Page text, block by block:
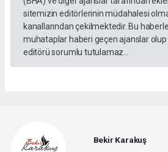
sitemizin editörlerinin müdahalesi
kanallarından çekilmektedir. Bu
muhataplar haberi geçen ajanslar
editörü sorumlu tutulamaz...
Bekir Karakuş